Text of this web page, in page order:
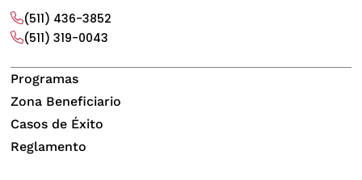
(511) 436-3852
(511) 319-0043
Programas
Zona Beneficiario
Casos de Éxito
Reglamento